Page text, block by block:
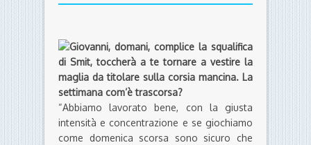
Giovanni, domani, complice la squalifica
di Smit, toccherà a te tornare a vestire la
maglia da titolare sulla corsia mancina. La
settimana com’è trascorsa?
“Abbiamo lavorato bene, con la giusta
intensità e concentrazione e se giochiamo
come domenica scorsa sono sicuro che